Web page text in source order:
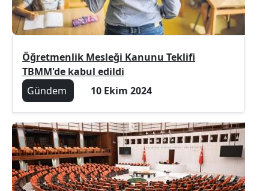
Öğretmenlik Mesleği Kanunu Teklifi
TBMM'de kabul edildi
Gündem
10 Ekim 2024